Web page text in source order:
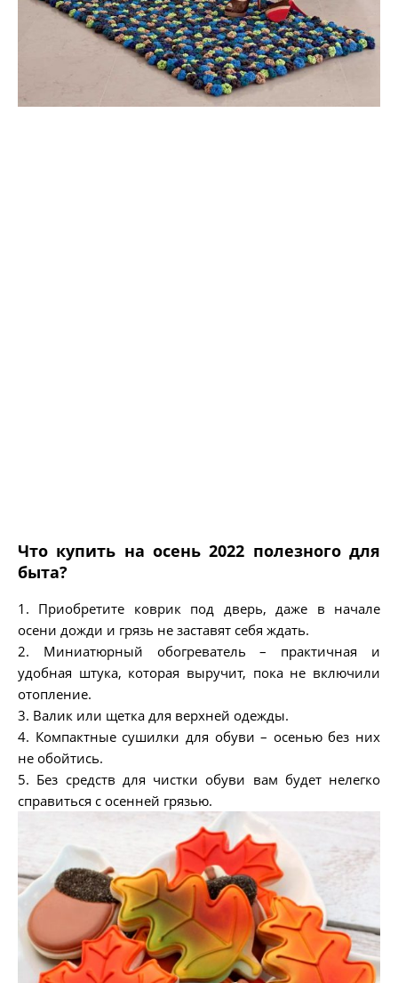
Что купить на осень 2022 полезного для
быта?
1. Приобретите коврик под дверь, даже в начале
осени дожди и грязь не заставят себя ждать.
2. Миниатюрный обогреватель – практичная и
удобная штука, которая выручит, пока не включили
отопление.
3. Валик или щетка для верхней одежды.
4. Компактные сушилки для обуви – осенью без них
не обойтись.
5. Без средств для чистки обуви вам будет нелегко
справиться с осенней грязью.